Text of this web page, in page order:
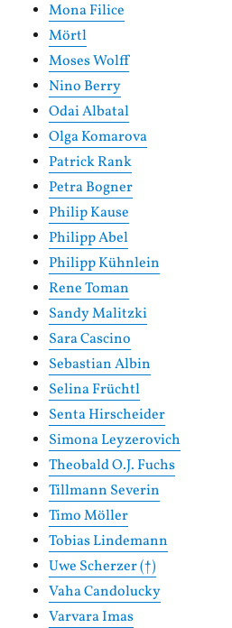
Mona Filice
Mörtl
Moses Wolff
Nino Berry
Odai Albatal
Olga Komarova
Patrick Rank
Petra Bogner
Philip Kause
Philipp Abel
Philipp Kühnlein
Rene Toman
Sandy Malitzki
Sara Cascino
Sebastian Albin
Selina Früchtl
Senta Hirscheider
Simona Leyzerovich
Theobald O.J. Fuchs
Tillmann Severin
Timo Möller
Tobias Lindemann
Uwe Scherzer (†)
Vaha Candolucky
Varvara Imas